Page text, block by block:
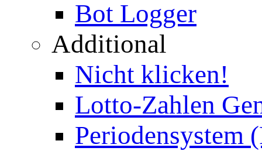
Bot Logger
Additional
Nicht klicken!
Lotto-Zahlen
Periodensystem